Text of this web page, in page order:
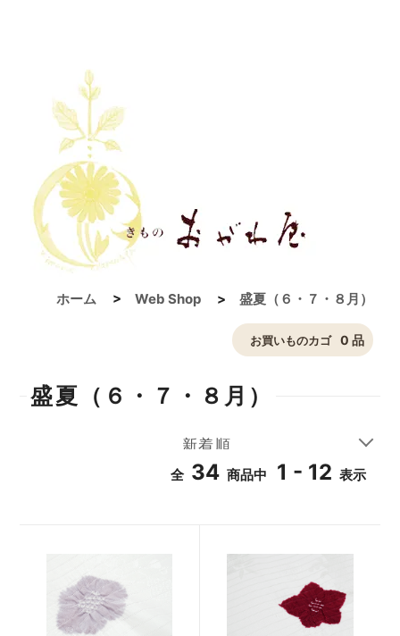
ホーム > Web Shop > 盛夏（６・７・８月）
お買いものカゴ 0 品
盛夏（６・７・８月）
全 34 商品中 1 - 12 表示